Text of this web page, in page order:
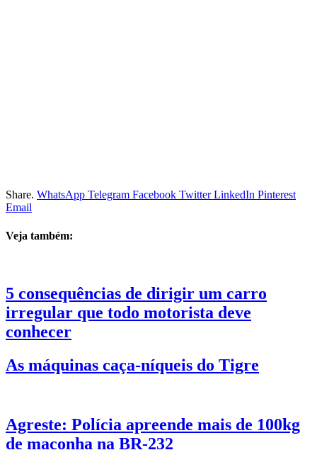
Share. WhatsApp Telegram Facebook Twitter LinkedIn Pinterest
Email
Veja também:
5 consequências de dirigir um carro
irregular que todo motorista deve
conhecer
As máquinas caça-níqueis do Tigre
Agreste: Polícia apreende mais de 100kg
de maconha na BR-232